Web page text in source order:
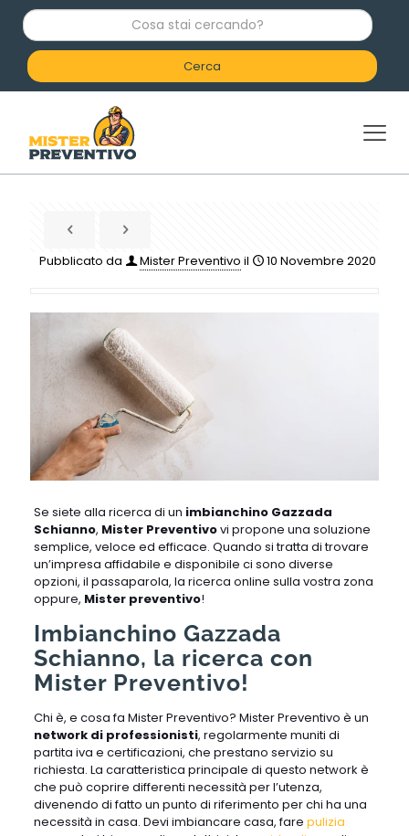
C
o
a
c
e
Pubblicato da Mister Preventivo il 10 Novembre 2020
Se siete alla ricerca di un imbianchino Gazzada
Schianno, Mister Preventivovi propone una soluzione
semplice, veloce ed efficace. Quando si tratta di trovare
un’impresa affidabile e disponibile ci sono diverse
opzioni, il passaparola, la ricerca online sulla vostra zona
oppure, Mister preventivo!
Imbianchino Gazzada
Schianno, la ricerca con
Mister Preventivo!
Chi è, e cosa fa Mister Preventivo? Mister Preventivo è un
network di professionisti, regolarmente muniti di
partita iva e certificazioni, che prestano servizio su
richiesta. La caratteristica principale di questo network è
che può coprire differenti necessità per l’utenza,
divenendo di fatto un punto di riferimento per chi ha una
necessità in casa. Devi imbiancare casa, fare pulizia